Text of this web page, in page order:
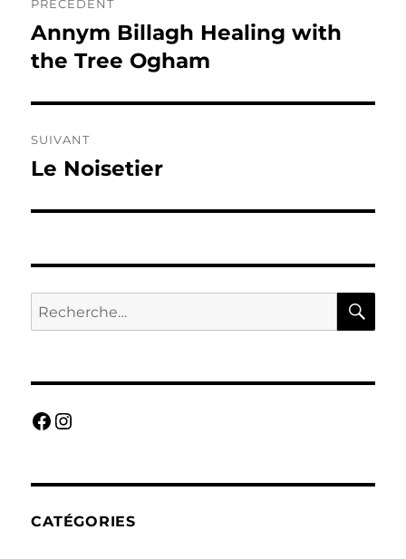
de
l’article
PRÉCÉDENT
Publication
précédente :
Annym Billagh Healing with
the Tree Ogham
SUIVANT
Publication
Le Noisetier
Recherche
pour :
Facebook
Instagram
CATÉGORIES